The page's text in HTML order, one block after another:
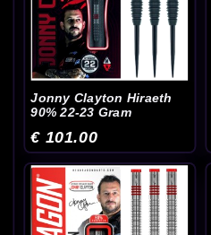
Jonny Clayton Hiraeth
90% 22-23 Gram
€ 101.00